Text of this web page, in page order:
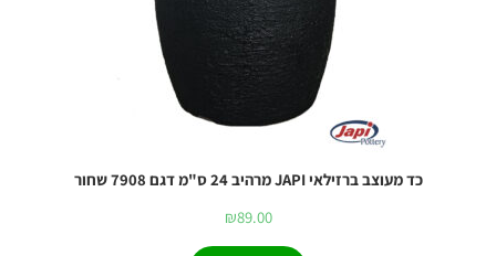
כד מעוצב ברזילאי JAPI מרהיב 24 ס"מ דגם 7908 שחור
₪89.00